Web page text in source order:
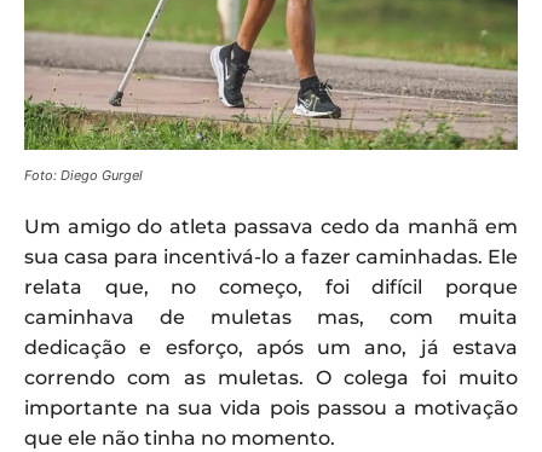
Foto: Diego Gurgel
Um amigo do atleta passava cedo da manhã em
sua casa para incentivá-lo a fazer caminhadas. Ele
relata que, no começo, foi difícil porque
caminhava de muletas mas, com muita
dedicação e esforço, após um ano, já estava
correndo com as muletas. O colega foi muito
importante na sua vida pois passou a motivação
que ele não tinha no momento.